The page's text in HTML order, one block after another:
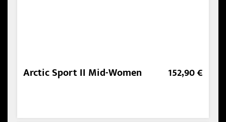
Arctic Sport II Mid-Women 152,90 €